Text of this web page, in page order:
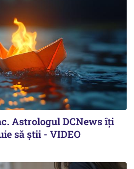
Astrologul DCNews îți
să știi - VIDEO